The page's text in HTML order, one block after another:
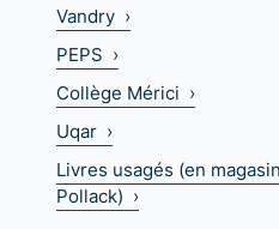
Vandry ›
PEPS ›
Collège Mérici ›
Uqar ›
Livres usagés (en
Pollack) ›